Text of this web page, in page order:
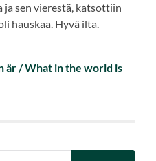
sen vierestä, katsottiin
hauskaa. Hyvä ilta.
är / What in the world is